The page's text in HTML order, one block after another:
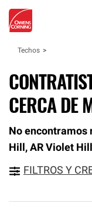
Techos
CERCA DE
No encontramos
Hill, AR Violet Hill
FILTROS Y